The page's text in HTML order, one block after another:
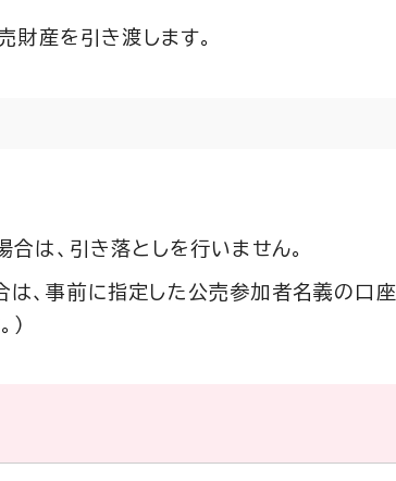
財産を引き渡します。
合は、引き落としを行いません。
、事前に指定した公売参加者名義の口座